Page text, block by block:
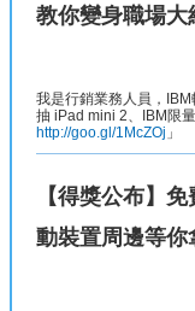
教你變身職場大
我是行銷業務人員，
抽 iPad mini 2、IBM限
http://goo.gl/1McZOj 」
【得獎公布】
動裝置周邊等你